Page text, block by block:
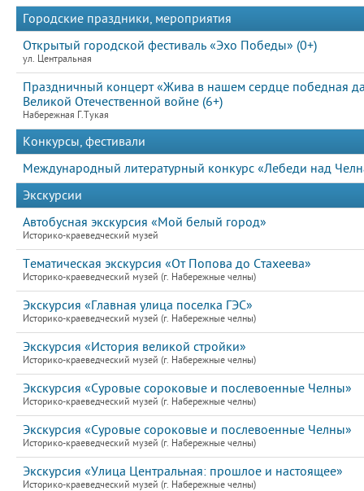
Городские праздники, мероприятия
Открытый городской фестиваль «Эхо Победы» (0+)
ул. Центральная
Праздничный концерт «Жива в нашем сердце победная
Великой Отечественной войне (6+)
Набережная Г.Тукая
Конкурсы, фестивали
Международный литературный конкурс «Лебеди над
Экскурсии
Автобусная экскурсия «Мой белый город»
Историко-краеведческий музей
Тематическая экскурсия «От Попова до Стахеева»
Историко-краеведческий музей (г. Набережные челны)
Экскурсия «Главная улица поселка ГЭС»
Историко-краеведческий музей (г. Набережные челны)
Экскурсия «История великой стройки»
Историко-краеведческий музей (г. Набережные челны)
Экскурсия «Суровые сороковые и послевоенные Челны»
Историко-краеведческий музей (г. Набережные челны)
Экскурсия «Суровые сороковые и послевоенные Челны»
Историко-краеведческий музей (г. Набережные челны)
Экскурсия «Улица Центральная: прошлое и настоящее»
Историко-краеведческий музей (г. Набережные челны)